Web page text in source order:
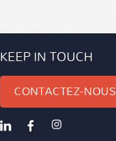
KEEP IN TOUCH
CONTACTEZ-NOUS